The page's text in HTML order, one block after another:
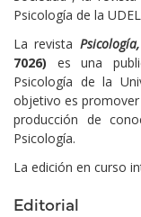
Psicología de la
Larevista
7026) es una
Psicología de la
objetivo es
producción de
Psicología.
La edición en curso
Editorial